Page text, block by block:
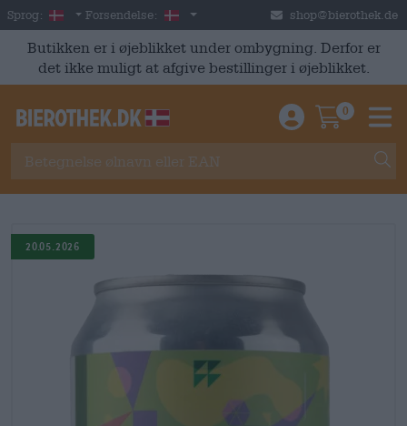
Skip to main content
Sprog: Danish
Forsendelse: Danmark shop@bierothek.de
Butikken er i øjeblikket under ombygning. Derfor er
det ikke muligt at afgive bestillinger i øjeblikket.
Einloggen /
0
20.05.2026